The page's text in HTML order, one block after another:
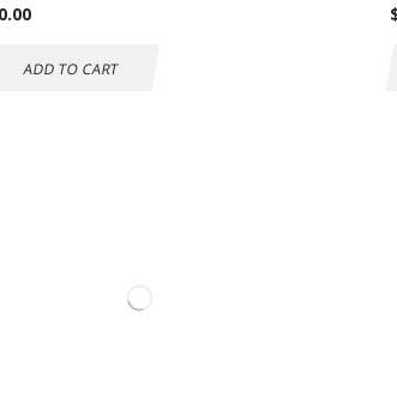
0.00
ADD TO CART